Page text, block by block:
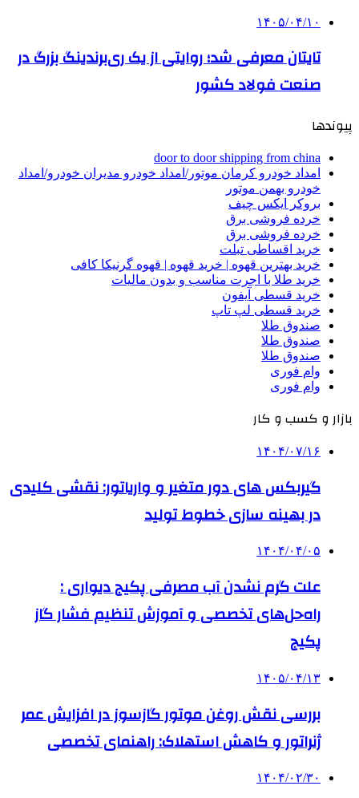
۱۴۰۵/۰۴/۱۰
تایتان معرفی شد؛ روایتی از یک ری‌برندینگ بزرگ در
صنعت فولاد کشور
پیوندها
door to door shipping from china
امداد خودرو کرمان موتور/امداد خودرو مدیران خودرو/امداد
خودرو بهمن موتور
بروکر ایکس چیف
خرده فروشی برق
خرده فروشی برق
خرید اقساطی تبلت
خرید بهترین قهوه | خرید قهوه | قهوه گرنیکا کافی
خرید طلا با اجرت مناسب و بدون مالیات
خرید قسطی آیفون
خرید قسطی لپ تاپ
صندوق طلا
صندوق طلا
صندوق طلا
وام فوری
وام فوری
بازار و کسب و کار
۱۴۰۴/۰۷/۱۶
گیربکس های دور متغیر و واریاتور: نقشی کلیدی
در بهینه سازی خطوط تولید
۱۴۰۴/۰۴/۰۵
علت گرم نشدن آب مصرفی پکیج دیواری :
راه‌حل‌های تخصصی و آموزش تنظیم فشار گاز
پکیج
۱۴۰۵/۰۴/۱۳
بررسی نقش روغن موتور گازسوز در افزایش عمر
ژنراتور و کاهش استهلاک: راهنمای تخصصی
۱۴۰۴/۰۲/۳۰